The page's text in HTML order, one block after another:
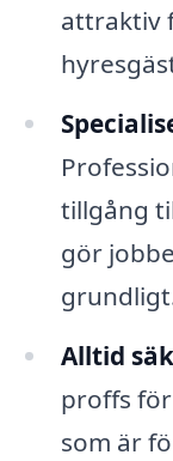
attraktiv
tillgång
gör
Alltid
proffs
som är